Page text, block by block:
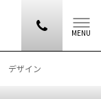
MENU
デザイン